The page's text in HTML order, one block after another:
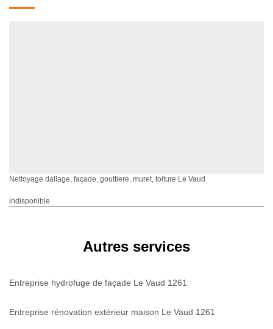
Nettoyage dallage, façade, gouttiere, muret, toiture Le Vaud
indisponible
Autres services
Entreprise hydrofuge de façade Le Vaud 1261
Entreprise rénovation extérieur maison Le Vaud 1261